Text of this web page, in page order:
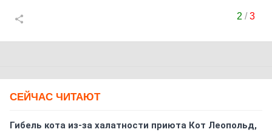
2 /3
СЕЙЧАС ЧИТАЮТ
Гибель кота из-за халатности приюта Кот Леопольд,